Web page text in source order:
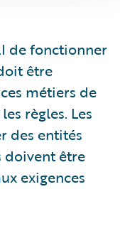
de fonctionner
être
métiers de
règles. Les
des entités
doivent être
exigences